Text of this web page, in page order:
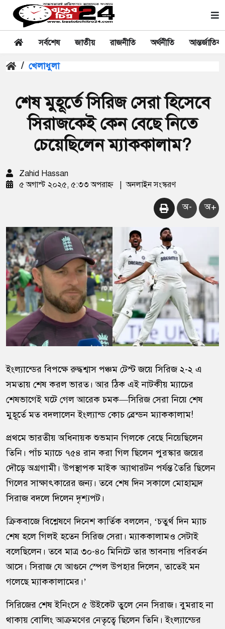
সর্বশেষ জাতীয় রাজনীতি অর্থনীতি আন্তর্জাতিক
/ খেলাধুলা
শেষ মুহূর্তে সিরিজ সেরা হিসেবে
সিরাজকেই কেন বেছে নিতে
চেয়েছিলেন ম্যাককালাম?
Zahid Hassan
৫ অগাস্ট ২০২৫, ৫:৩৩ অপরাহ্ন
অনলাইন সংস্করণ
অ- অ+
ইংল্যান্ডের বিপক্ষে রুদ্ধশ্বাস পঞ্চম টেস্ট জয়ে সিরিজ ২-২ এ
সমতায় শেষ করল ভারত। আর ঠিক এই নাটকীয় ম্যাচের
শেষভাগেই ঘটে গেল আরেক চমক—সিরিজ সেরা নিয়ে শেষ
মুহূর্তে মত বদলালেন ইংল্যান্ড কোচ ব্রেন্ডন ম্যাককালাম!
প্রথমে ভারতীয় অধিনায়ক শুভমান গিলকে বেছে নিয়েছিলেন
তিনি। পাঁচ ম্যাচে ৭৫৪ রান করা গিল ছিলেন পুরস্কার জয়ের
দৌড়ে অগ্রগামী। উপস্থাপক মাইক অ্যাথারটন পর্যন্ত তৈরি ছিলেন
গিলের সাক্ষাৎকারের জন্য। তবে শেষ দিন সকালে মোহাম্মদ
সিরাজ বদলে দিলেন দৃশ্যপট।
ক্রিকবাজে বিশ্লেষণে দিনেশ কার্তিক বললেন, ‘চতুর্থ দিন ম্যাচ
শেষ হলে গিলই হতেন সিরিজ সেরা। ম্যাককালামও সেটাই
বলেছিলেন। তবে মাত্র ৩০-৪০ মিনিটে তার ভাবনায় পরিবর্তন
আসে। সিরাজ যে আগুনে স্পেল উপহার দিলেন, তাতেই মন
গলেছে ম্যাককালামের।’
সিরিজের শেষ ইনিংসে ৫ উইকেট তুলে নেন সিরাজ। বুমরাহ না
থাকায় বোলিং আক্রমণের নেতৃত্বে ছিলেন তিনি। ইংল্যান্ডের